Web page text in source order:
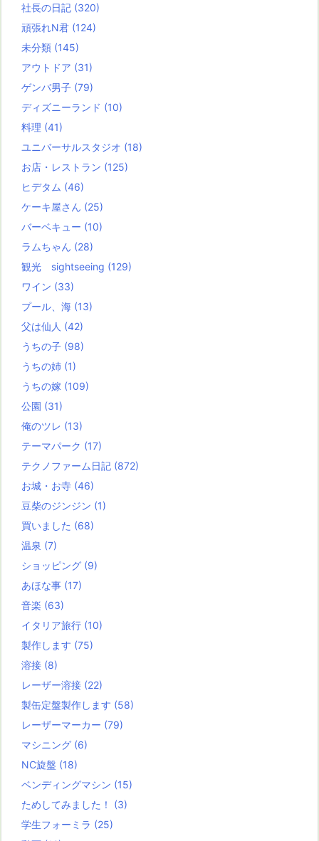
社長の日記 (320)
頑張れN君 (124)
未分類 (145)
アウトドア (31)
ゲンバ男子 (79)
ディズニーランド (10)
料理 (41)
ユニバーサルスタジオ (18)
お店・レストラン (125)
ヒデタム (46)
ケーキ屋さん (25)
バーベキュー (10)
ラムちゃん (28)
観光 sightseeing (129)
ワイン (33)
プール、海 (13)
父は仙人 (42)
うちの子 (98)
うちの姉 (1)
うちの嫁 (109)
公園 (31)
俺のツレ (13)
テーマパーク (17)
テクノファーム日記 (872)
お城・お寺 (46)
豆柴のジンジン (1)
買いました (68)
温泉 (7)
ショッピング (9)
あほな事 (17)
音楽 (63)
イタリア旅行 (10)
製作します (75)
溶接 (8)
レーザー溶接 (22)
製缶定盤製作します (58)
レーザーマーカー (79)
マシニング (6)
NC旋盤 (18)
ベンディングマシン (15)
ためしてみました！ (3)
学生フォーミラ (25)